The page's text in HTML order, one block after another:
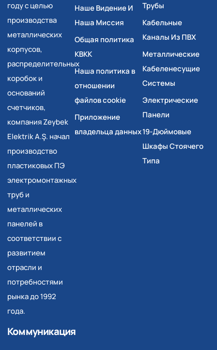
году с целью
производства
металлических
корпусов,
распределительных
коробок и
оснований
счетчиков,
компания Zeybek
Elektrik A.Ş. начал
производство
пластиковых ПЭ
электромонтажных
труб и
металлических
панелей в
соответствии с
развитием
отрасли и
потребностями
рынка до 1992
года.
Наше Видение И
Наша Миссия
Общая политика
КВКК
Наша политика в
отношении
файлов cookie
Приложение
владельца данных
Трубы
Кабельные
Каналы Из ПВХ
Металлические
Кабеленесущие
Системы
Электрические
Панели
19-Дюймовые
Шкафы Стоячего
Типа
Коммуникация